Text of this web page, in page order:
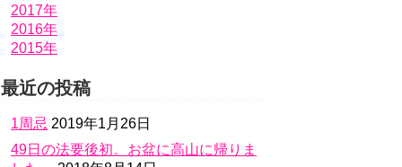
2017年
2016年
2015年
最近の投稿
1周忌 2019年1月26日
49日の法要後初。お盆に高山に帰りま